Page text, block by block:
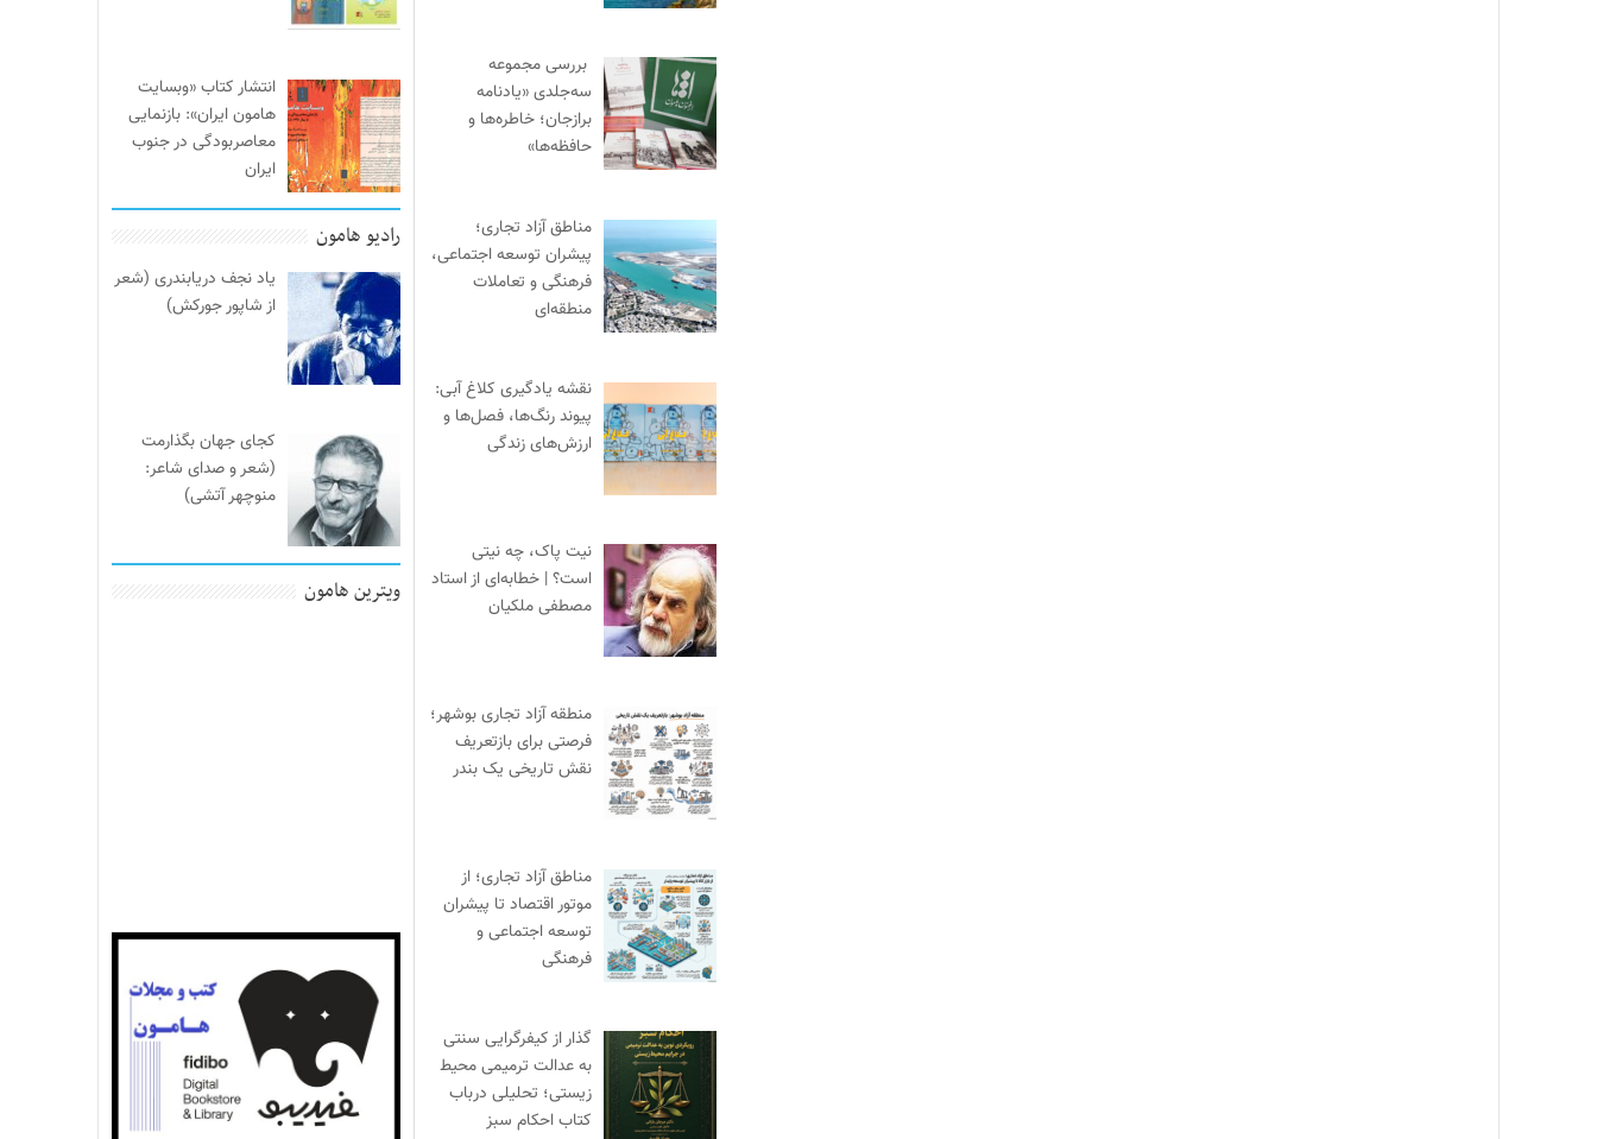
انتشار کتاب «وبسایت
هامون ایران»: بازنمایی
معاصربودگی در جنوب
ایران
رادیو هامون
یاد نجف دریابندری (شعر
از شاپور جورکش)
کجای جهان بگذارمت
(شعر و صدای شاعر:
منوچهر آتشی)
ویترین هامون
بررسی مجموعه
سه‌جلدی «یادنامه
برازجان؛ خاطره‌ها و
حافظه‌ها»
مناطق آزاد تجاری؛
پیشران توسعه اجتماعی،
فرهنگی و تعاملات
منطقه‌ای
نقشه یادگیری کلاغ آبی:
پیوند رنگ‌ها، فصل‌ها و
ارزش‌های زندگی
نیت پاک، چه نیتی
است؟ | خطابه‌ای از استاد
مصطفی ملکیان
منطقه آزاد تجاری بوشهر؛
فرصتی برای بازتعریف
نقش تاریخی یک بندر
مناطق آزاد تجاری؛ از
موتور اقتصاد تا پیشران
توسعه اجتماعی و
فرهنگی
گذار از کیفرگرایی سنتی
به عدالت ترمیمی محیط‌
زیستی؛ تحلیلی درباب
کتاب احکام سبز